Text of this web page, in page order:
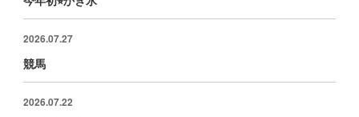
2026.07.27
競馬
2026.07.22